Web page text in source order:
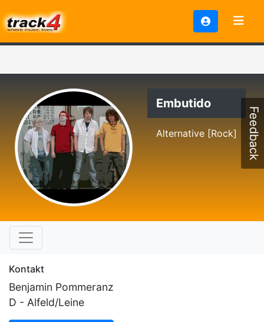
Embutido
Alternative [Rock]
Kontakt
Benjamin Pommeranz
D - Alfeld/Leine
Feedback